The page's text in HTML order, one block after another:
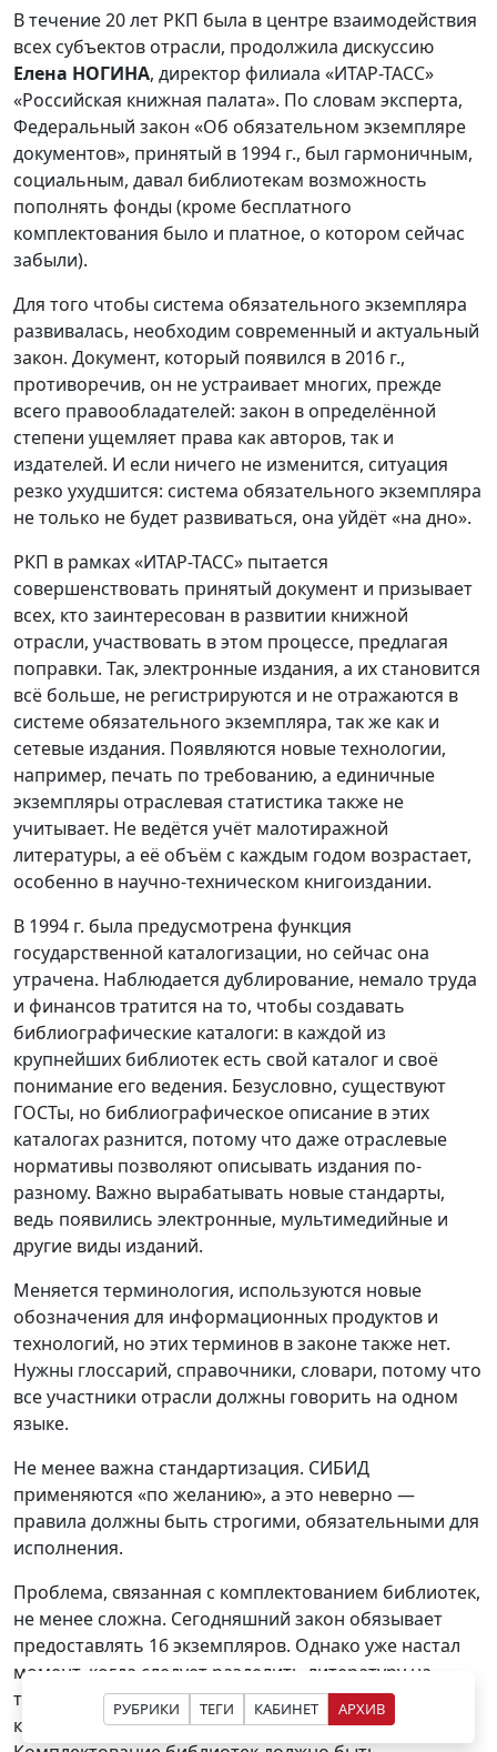
РУБРИКИ ТЕГИ КАБИНЕТ АРХИВ
В течение 20 лет РКП была в центре взаимодействия
всех субъектов отрасли, продолжила дискуссию
Елена НОГИНА, директор филиала «ИТАР-ТАСС»
«Российская книжная палата». По словам эксперта,
Федеральный закон «Об обязательном экземпляре
документов», принятый в 1994 г., был гармоничным,
социальным, давал библиотекам возможность
пополнять фонды (кроме бесплатного
комплектования было и платное, о котором сейчас
забыли).
Для того чтобы система обязательного экземпляра
развивалась, необходим современный и актуальный
закон. Документ, который появился в 2016 г.,
противоречив, он не устраивает многих, прежде
всего правообладателей: закон в определённой
степени ущемляет права как авторов, так и
издателей. И если ничего не изменится, ситуация
резко ухудшится: система обязательного экземпляра
не только не будет развиваться, она уйдёт «на дно».
РКП в рамках «ИТАР-ТАСС» пытается
совершенствовать принятый документ и призывает
всех, кто заинтересован в развитии книжной
отрасли, участвовать в этом процессе, предлагая
поправки. Так, электронные издания, а их становится
всё больше, не регистрируются и не отражаются в
системе обязательного экземпляра, так же как и
сетевые издания. Появляются новые технологии,
например, печать по требованию, а единичные
экземпляры отраслевая статистика также не
учитывает. Не ведётся учёт малотиражной
литературы, а её объём с каждым годом возрастает,
особенно в научно-техническом книгоиздании.
В 1994 г. была предусмотрена функция
государственной каталогизации, но сейчас она
утрачена. Наблюдается дублирование, немало труда
и финансов тратится на то, чтобы создавать
библиографические каталоги: в каждой из
крупнейших библиотек есть свой каталог и своё
понимание его ведения. Безусловно, существуют
ГОСТы, но библиографическое описание в этих
каталогах разнится, потому что даже отраслевые
нормативы позволяют описывать издания по-
разному. Важно вырабатывать новые стандарты,
ведь появились электронные, мультимедийные и
другие виды изданий.
Меняется терминология, используются новые
обозначения для информационных продуктов и
технологий, но этих терминов в законе также нет.
Нужны глоссарий, справочники, словари, потому что
все участники отрасли должны говорить на одном
языке.
Не менее важна стандартизация. СИБИД
применяются «по желанию», а это неверно —
правила должны быть строгими, обязательными для
исполнения.
Проблема, связанная с комплектованием библиотек,
не менее сложна. Сегодняшний закон обязывает
предоставлять 16 экземпляров. Однако уже настал
момент, когда следует разделить литературу на
тиражную и малотиражную. Для последней ни о
каких 16 экземплярах речь идти уже не может.